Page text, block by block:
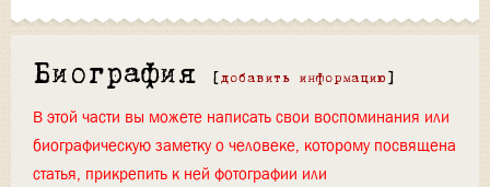
Биография [ добавить информацию ]
В этой части вы можете написать свои воспоминания или
биографическую заметку о человеке, которому посвящена
статья, прикрепить к ней фотографии или